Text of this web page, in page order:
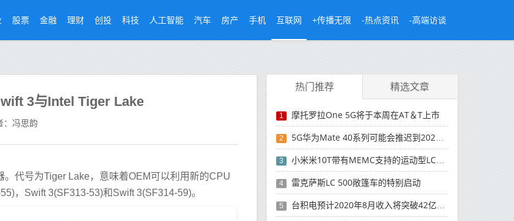
股票 金融 理财 创投 科技 人工智能 汽车 房产 手机 互联网 +传播无限 -热点资讯 -高端访谈
3与Intel Tiger Lake
冯思韵
代号为Tiger Lake，意味着OEM可以利用新的CPU
，Swift 3(SF313-53)和Swift 3(SF314-59)。
热门推荐 精选文章
1 摩托罗拉One 5G将于本周在AT＆T上市
2 5G华为Mate 40系列可能会推迟到2021年
3 小米米10T带有MEMC支持的运动型LCD屏幕
4 雷克萨斯LC 500敞篷车的特别启动
5 台积电预计2020年8月收入将突破42亿美元，创历史新高